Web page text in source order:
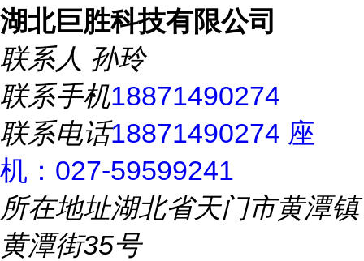
湖北巨胜科技有限公司
联系人 孙玲
联系手机18871490274
联系电话18871490274 座
机：027-59599241
所在地址湖北省天门市黄潭镇
黄潭街35号